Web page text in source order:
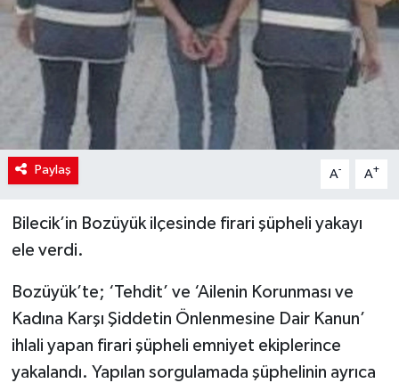
Paylaş A- A+
Bilecik’in Bozüyük ilçesinde firari şüpheli yakayı
ele verdi.
Bozüyük’te; ‘Tehdit’ ve ‘Ailenin Korunması ve
Kadına Karşı Şiddetin Önlenmesine Dair Kanun’
ihlali yapan firari şüpheli emniyet ekiplerince
yakalandı. Yapılan sorgulamada şüphelinin ayrıca